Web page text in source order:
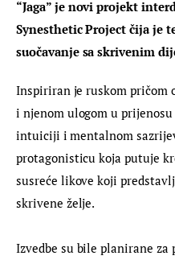
“Jaga” je novi projekt
Synesthetic Project čija je
suočavanje sa skrivenim
Inspiriran je ruskom pričom
i njenom ulogom u
intuiciji i mentalnom
protagonisticu koja putuje
susreće likove koji
skrivene želje.
Izvedbe su bile planirane za